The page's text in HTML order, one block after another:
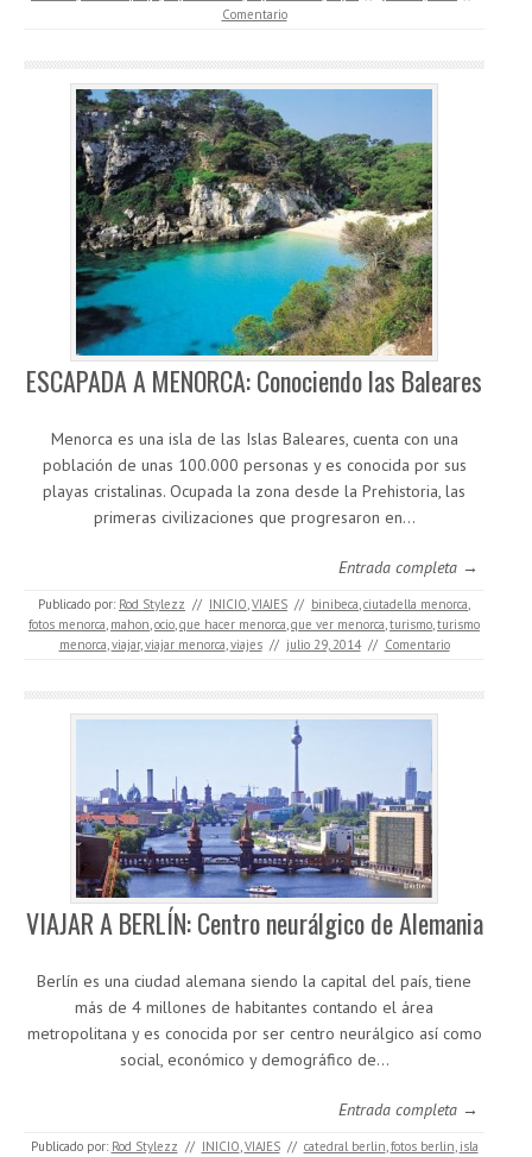
Comentario
ESCAPADA A MENORCA: Conociendo las Baleares
Menorca es una isla de las Islas Baleares, cuenta con una
población de unas 100.000 personas y es conocida por sus
playas cristalinas. Ocupada la zona desde la Prehistoria, las
primeras civilizaciones que progresaron en…
Entrada completa →
Publicado por: Rod Stylezz // INICIO,VIAJES // binibeca,ciutadella menorca,
fotos menorca, mahon,ocio,que hacer menorca,que ver menorca,turismo,turismo
menorca,viajar,viajar menorca,viajes // julio 29, 2014 // Comentario
VIAJAR A BERLÍN: Centro neurálgico de Alemania
Berlín es una ciudad alemana siendo la capital del país, tiene
más de 4 millones de habitantes contando el área
metropolitana y es conocida por ser centro neurálgico así como
social, económico y demográfico de…
Entrada completa →
Publicado por: Rod Stylezz // INICIO,VIAJES // catedral berlin,fotos berlin, isla